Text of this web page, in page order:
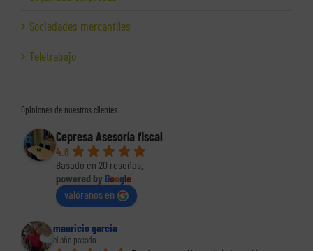
Sociedades mercantiles
Teletrabajo
Opiniones de nuestros clientes
Cepresa Asesoría fiscal
4.8
Basado en 20 reseñas.
powered by Google
valóranos en
mauricio garcia
el año pasado